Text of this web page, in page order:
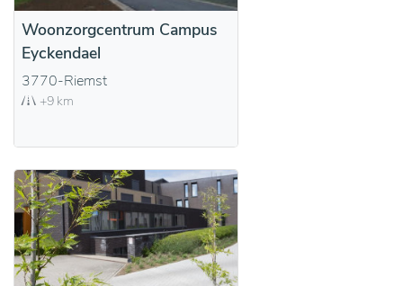
Woonzorgcentrum Campus
Eyckendael
3770-Riemst
+9 km